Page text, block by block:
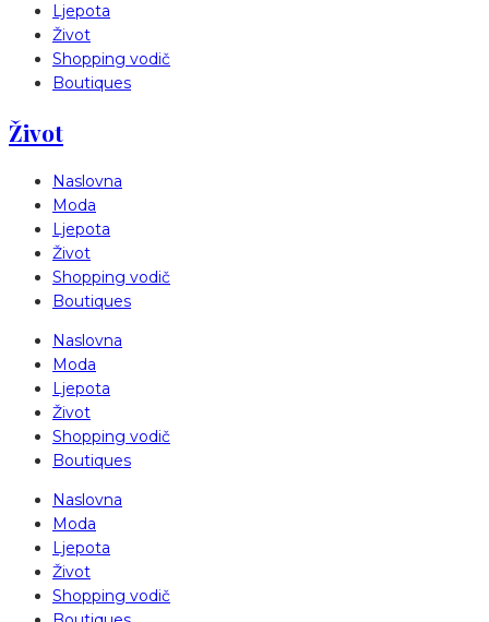
Ljepota
Život
Shopping vodič
Boutiques
Život
Naslovna
Moda
Ljepota
Život
Shopping vodič
Boutiques
Naslovna
Moda
Ljepota
Život
Shopping vodič
Boutiques
Naslovna
Moda
Ljepota
Život
Shopping vodič